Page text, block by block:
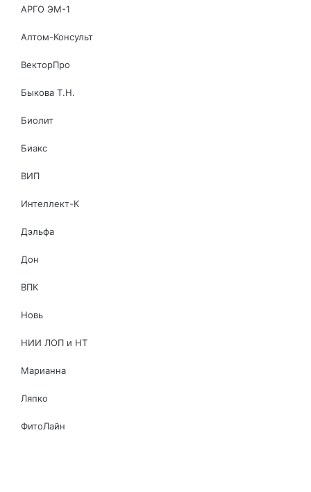
АРГО ЭМ-1
Алтом-Консульт
ВекторПро
Быкова Т.Н.
Биолит
Биакс
ВИП
Интеллект-К
Дэльфа
Дон
ВПК
Новь
НИИ ЛОП и НТ
Марианна
Ляпко
ФитоЛайн